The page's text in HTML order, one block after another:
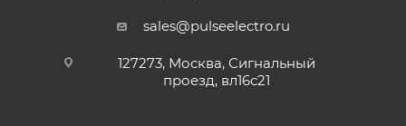
sales@pulseelectro.ru
127273, Москва, Сигнальный
проезд, вл16с21